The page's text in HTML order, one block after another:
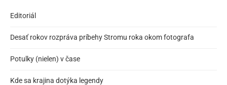
Editoriál
Desať rokov rozpráva príbehy Stromu roka okom fotografa
Potulky (nielen) v čase
Kde sa krajina dotýka legendy